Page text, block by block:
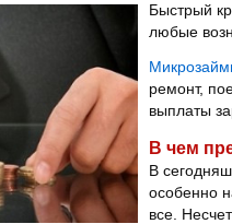
Быстрый
любые
ремонт,
выплаты
В чем
В
особенно
все.